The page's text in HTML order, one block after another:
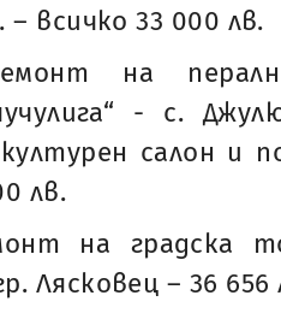
– всичко 33 000 лв.
на
- с.
салон и
лв.
на градска
Лясковец – 36 656